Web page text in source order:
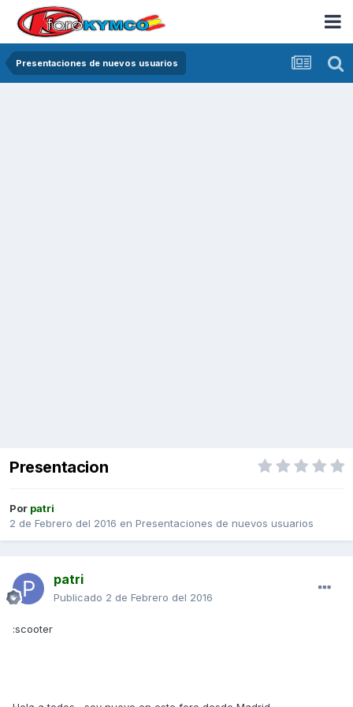
Presentaciones de nuevos usuarios
Presentacion
Por patri
2 de Febrero del 2016 en Presentaciones de nuevos usuarios
patri
Publicado 2 de Febrero del 2016
:scooter